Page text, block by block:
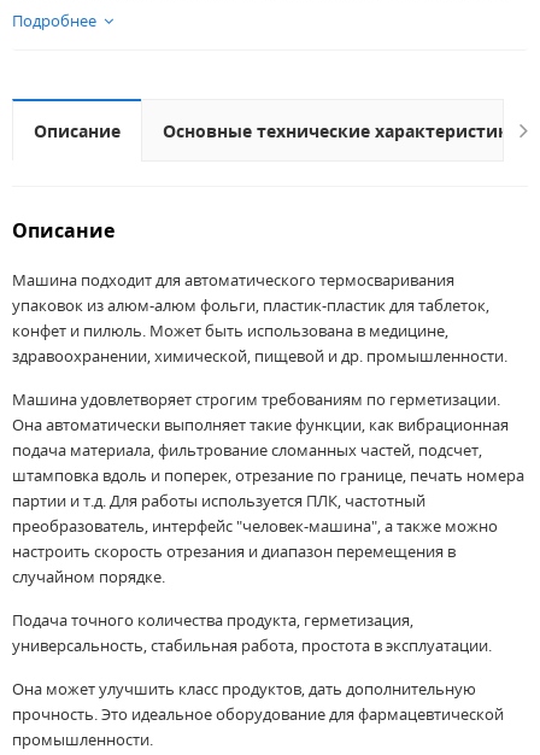
Подробнее
Описание Основные технические характеристики
Описание
Машина подходит для автоматического термосваривания
упаковок из алюм-алюм фольги, пластик-пластик для таблеток,
конфет и пилюль. Может быть использована в медицине,
здравоохранении, химической, пищевой и др. промышленности.
Машина удовлетворяет строгим требованиям по герметизации.
Она автоматически выполняет такие функции, как вибрационная
подача материала, фильтрование сломанных частей, подсчет,
штамповка вдоль и поперек, отрезание по границе, печать номера
партии и т.д. Для работы используется ПЛК, частотный
преобразователь, интерфейс "человек-машина", а также можно
настроить скорость отрезания и диапазон перемещения в
случайном порядке.
Подача точного количества продукта, герметизация,
универсальность, стабильная работа, простота в эксплуатации.
Она может улучшить класс продуктов, дать дополнительную
прочность. Это идеальное оборудование для фармацевтической
промышленности.